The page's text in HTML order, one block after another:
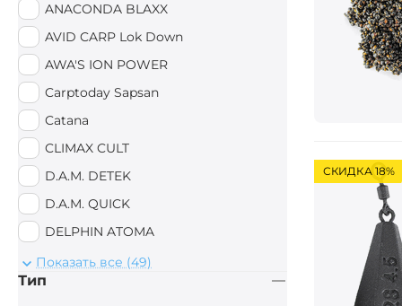
СКИДКА 18%
DELPHIN
AVID CARP
ANACONDA BLAXX
AVID CARP Lok Down
AWA'S ION POWER
Carptoday Sapsan
Catana
CLIMAX CULT
D.A.M. DETEK
D.A.M. QUICK
DELPHIN ATOMA
DELPHIN THE END
DELPHIN TXB
Показать все (49)
Тип